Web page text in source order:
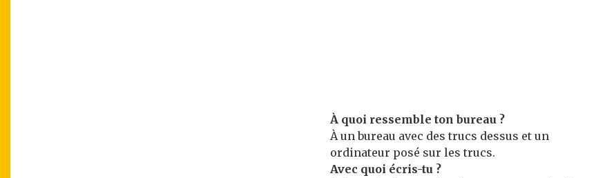
À quoi ressemble ton bureau ?
À un bureau avec des trucs dessus et un
ordinateur posé sur les trucs.
Avec quoi écris-tu ?